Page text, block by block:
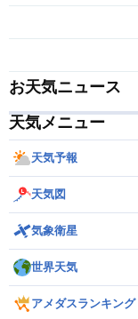
お天気ニュース
天気メニュー
天気予報
天気図
気象衛星
世界天気
アメダスランキング